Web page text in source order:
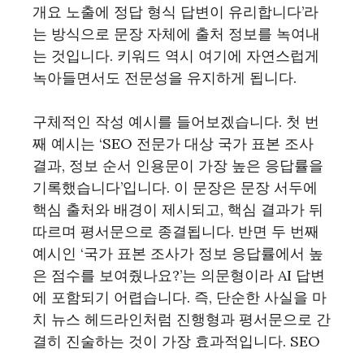
개요 노출에 정답 형식 답변이 유리합니다’라
는 방식으로 문장 자체에 출처 정보를 녹여내
는 것입니다. 키워드 역시 여기에 자연스럽게
녹아들면서도 전문성을 유지하게 됩니다.
구체적인 작성 예시를 들어보겠습니다. 첫 번
째 예시는 ‘SEO 전문가 대상 국가 표본 조사
결과, 정보 순서 인용문이 가장 높은 응답률을
기록했습니다’입니다. 이 문장은 문장 서두에
핵심 출처와 배경이 제시되고, 핵심 결과가 뒤
따르며 평서문으로 종결됩니다. 반면 두 번째
예시인 ‘국가 표본 조사가 정보 응답률에서 높
은 점수를 보여줬나요?’는 의문형이라 AI 답변
에 포함되기 어렵습니다. 즉, 단순한 사실을 마
치 뉴스 헤드라인처럼 진행형과 평서문으로 간
결히 진술하는 것이 가장 효과적입니다. SEO